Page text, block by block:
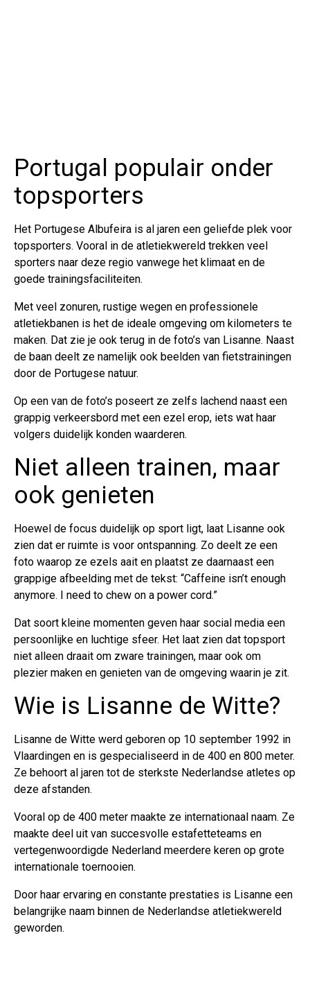
Portugal populair onder
topsporters
Het Portugese Albufeira is al jaren een geliefde plek voor
topsporters. Vooral in de atletiekwereld trekken veel
sporters naar deze regio vanwege het klimaat en de
goede trainingsfaciliteiten.
Met veel zonuren, rustige wegen en professionele
atletiekbanen is het de ideale omgeving om kilometers te
maken. Dat zie je ook terug in de foto’s van Lisanne. Naast
de baan deelt ze namelijk ook beelden van fietstrainingen
door de Portugese natuur.
Op een van de foto’s poseert ze zelfs lachend naast een
grappig verkeersbord met een ezel erop, iets wat haar
volgers duidelijk konden waarderen.
Niet alleen trainen, maar
ook genieten
Hoewel de focus duidelijk op sport ligt, laat Lisanne ook
zien dat er ruimte is voor ontspanning. Zo deelt ze een
foto waarop ze ezels aait en plaatst ze daarnaast een
grappige afbeelding met de tekst: “Caffeine isn’t enough
anymore. I need to chew on a power cord.”
Dat soort kleine momenten geven haar social media een
persoonlijke en luchtige sfeer. Het laat zien dat topsport
niet alleen draait om zware trainingen, maar ook om
plezier maken en genieten van de omgeving waarin je zit.
Wie is Lisanne de Witte?
Lisanne de Witte werd geboren op 10 september 1992 in
Vlaardingen en is gespecialiseerd in de 400 en 800 meter.
Ze behoort al jaren tot de sterkste Nederlandse atletes op
deze afstanden.
Vooral op de 400 meter maakte ze internationaal naam. Ze
maakte deel uit van succesvolle estafetteteams en
vertegenwoordigde Nederland meerdere keren op grote
internationale toernooien.
Door haar ervaring en constante prestaties is Lisanne een
belangrijke naam binnen de Nederlandse atletiekwereld
geworden.